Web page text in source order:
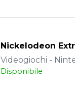
Nickelodeon
Videogiochi -
Disponibile